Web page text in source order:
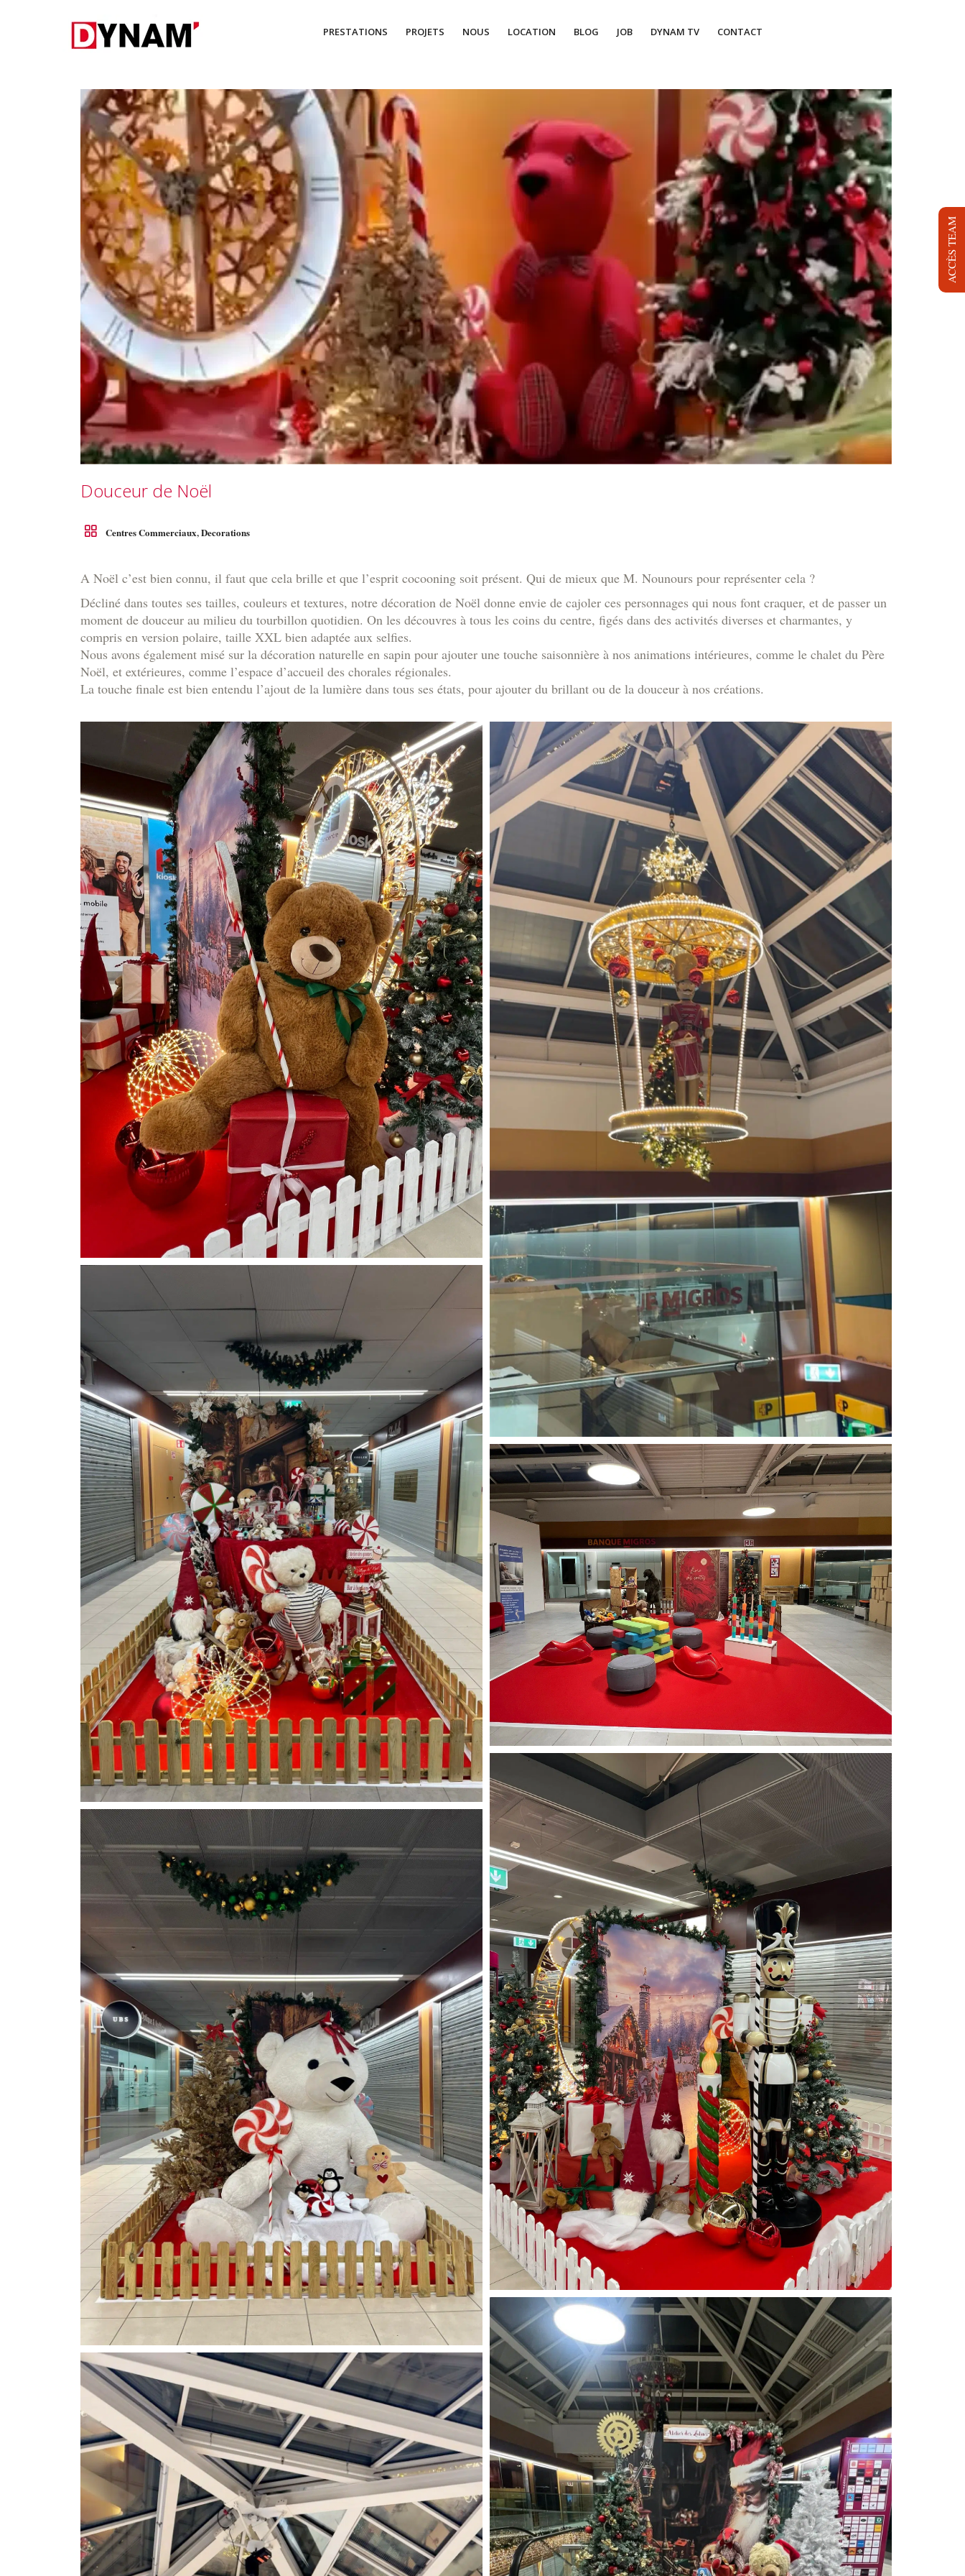
PRESTATIONS PROJETS NOUS LOCATION BLOG JOB DYNAM TV CONTACT
Douceur de Noël
Centres Commerciaux,Decorations
A Noël c’est bien connu, il faut que cela brille et que l’esprit cocooning soit présent. Qui de mieux que M. Nounours pour représenter cela ?
Décliné dans toutes ses tailles, couleurs et textures, notre décoration de Noël donne envie de cajoler ces personnages qui nous font craquer, et de passer un
moment de douceur au milieu du tourbillon quotidien. On les découvres à tous les coins du centre, figés dans des activités diverses et charmantes, y
compris en version polaire, taille XXL bien adaptée aux selfies.
Nous avons également misé sur la décoration naturelle en sapin pour ajouter une touche saisonnière à nos animations intérieures, comme le chalet du Père
Noël, et extérieures, comme l’espace d’accueil des chorales régionales.
La touche finale est bien entendu l’ajout de la lumière dans tous ses états, pour ajouter du brillant ou de la douceur à nos créations.
ACCÈS TEAM